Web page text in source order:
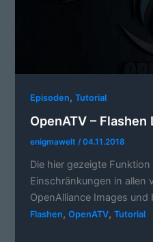
Episoden,Tutorial
OpenATV –
enigmawelt/04.11.2018
Die hier gezeigte
Einschränkungen in allen
OpenAlliance Images
Flashen,OpenATV,Tutorial